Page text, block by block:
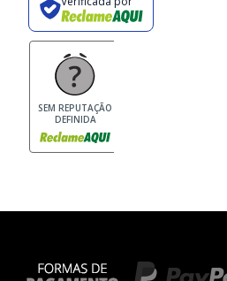
SEM REPUTAÇÃO
DEFINIDA